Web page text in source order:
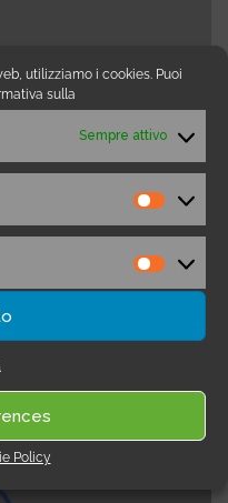
utilizziamo i cookies. Puoi
sulla
Sempre attivo
Policy
basato
e integrato